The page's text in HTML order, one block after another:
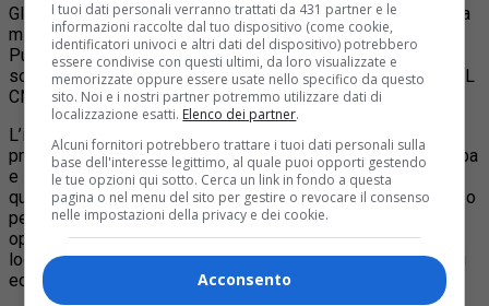
Gli uomini della Guardia di Finanza di Cuneo, nell’ambito della
missione Istituzionale del regolare flusso della Spesa
Pubblica, hanno proceduto alla notifica di un’ordinanza di
sospensione dal servizio nei confronti di due tecnici dell’ASL
CN2 operanti presso l’ospedale di Verduno.
L’indagine ha permesso di acquisire informazioni relative a
presunte sottrazioni di beni dagli ospedali dell’ASL CN2 (Alba
e Bra fino all’apertura del nosocomio di Verduno e in
quest’ultimo, successivamente) ed il loro successivo utilizzo
per fini privati da parte di appartenenti all’ASL in qualità di
operatori tecnici, che avrebbero sfruttato la confusione
logistica e amministrativa dovuta alla transizione tra i vecchi
ed il nuovo ospedale.
I tuoi dati personali verranno trattati da 431 partner e le
informazioni raccolte dal tuo dispositivo (come cookie,
identificatori univoci e altri dati del dispositivo) potrebbero
essere condivise con questi ultimi, da loro visualizzate e
memorizzate oppure essere usate nello specifico da questo
sito. Noi e i nostri partner potremmo utilizzare dati di
localizzazione esatti. Elenco dei partner.
Alcuni fornitori potrebbero trattare i tuoi dati personali sulla
base dell'interesse legittimo, al quale puoi opporti gestendo
le tue opzioni qui sotto. Cerca un link in fondo a questa
pagina o nel menu del sito per gestire o revocare il consenso
nelle impostazioni della privacy e dei cookie.
Acconsento